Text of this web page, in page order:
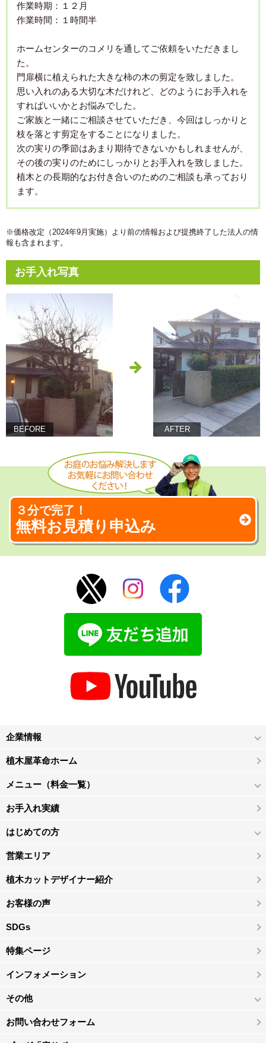
作業時期：１２月
作業時間：１時間半
ホームセンターのコメリを通してご依頼をいただきまし
た。
門扉横に植えられた大きな柿の木の剪定を致しました。
思い入れのある大切な木だけれど、どのようにお手入れを
すればいいかとお悩みでした。
ご家族と一緒にご相談させていただき、今回はしっかりと
枝を落とす剪定をすることになりました。
次の実りの季節はあまり期待できないかもしれませんが、
その後の実りのためにしっかりとお手入れを致しました。
植木との長期的なお付き合いのためのご相談も承っており
ます。
※価格改定（2024年9月実施）より前の情報および提携終了した法人の情
報も含まれます。
お手入れ写真
BEFORE AFTER
３分で完了！
無料お見積り申込み
企業情報
植木屋革命ホーム
メニュー（料金一覧）
お手入れ実績
はじめての方
営業エリア
植木カットデザイナー紹介
お客様の声
SDGs
特集ページ
インフォメーション
その他
お問い合わせフォーム